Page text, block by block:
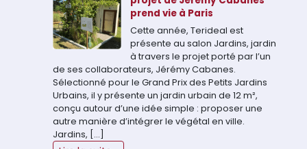
prend vie à Paris
Cette année, Terideal est
présente au salon Jardins, jardin
à travers le projet porté par l’un
de ses collaborateurs, Jérémy Cabanes.
Sélectionné pour le Grand Prix des Petits Jardins
Urbains, il y présente un jardin urbain de 12 m²,
conçu autour d’une idée simple : proposer une
autre manière d’intégrer le végétal en ville.
Jardins, […]